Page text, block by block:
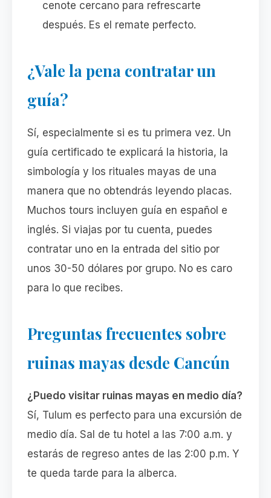
cenote cercano para refrescarte
después. Es el remate perfecto.
¿Vale la pena contratar un
guía?
Sí, especialmente si es tu primera vez. Un
guía certificado te explicará la historia, la
simbología y los rituales mayas de una
manera que no obtendrás leyendo placas.
Muchos tours incluyen guía en español e
inglés. Si viajas por tu cuenta, puedes
contratar uno en la entrada del sitio por
unos 30-50 dólares por grupo. No es caro
para lo que recibes.
Preguntas frecuentes sobre
ruinas mayas desde Cancún
¿Puedo visitar ruinas mayas en medio día?
Sí, Tulum es perfecto para una excursión de
medio día. Sal de tu hotel a las 7:00 a.m. y
estarás de regreso antes de las 2:00 p.m. Y
te queda tarde para la alberca.